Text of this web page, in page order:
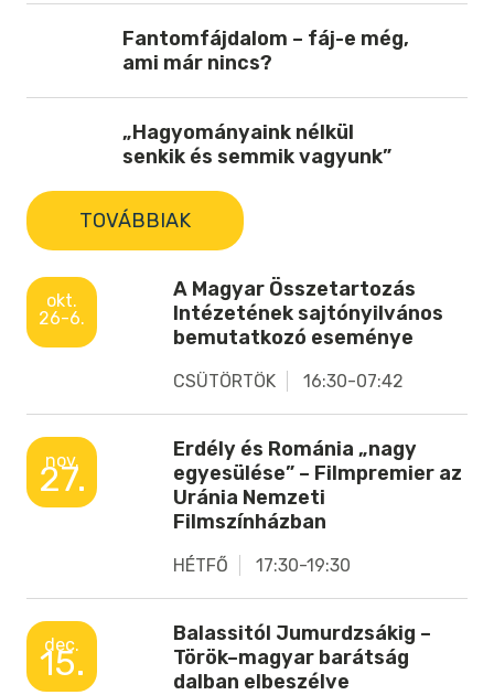
Fantomfájdalom – fáj-e még,
ami már nincs?
„Hagyományaink nélkül
senkik és semmik vagyunk”
TOVÁBBIAK
okt.
26-6.
A Magyar Összetartozás
Intézetének sajtónyilvános
bemutatkozó eseménye
CSÜTÖRTÖK 16:30-07:42
nov.
27.
Erdély és Románia „nagy
egyesülése” – Filmpremier az
Uránia Nemzeti
Filmszínházban
HÉTFŐ 17:30-19:30
dec.
15.
Balassitól Jumurdzsákig –
Török–magyar barátság
dalban elbeszélve